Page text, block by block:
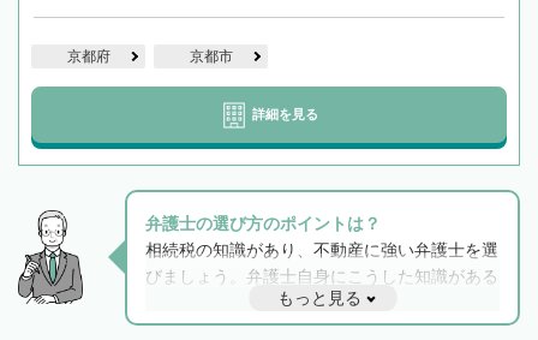
京都府 京都市
詳細を見る
弁護士の選び方のポイントは？
相続税の知識があり、不動産に強い弁護士を選
びましょう。弁護士自身にこうした知識がある
と他士業との連携もスムーズに進み、トラブル
解決のみならず相続をトータルで任せることが
もっと見る